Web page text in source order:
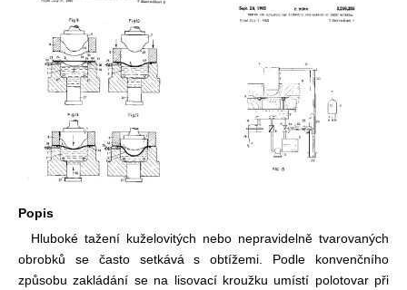
Popis
Hluboké tažení kuželovitých nebo nepravidelně tvarovaných
obrobků se často setkává s obtížemi. Podle konvenčního
způsobu zakládání se na lisovací kroužku umístí polotovar při